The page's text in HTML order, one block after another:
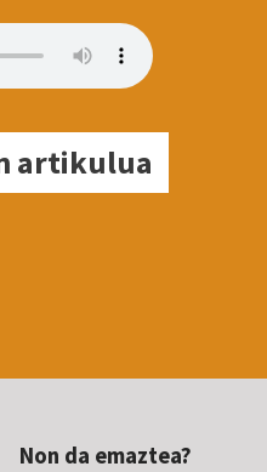
artikulua
Non da emaztea?